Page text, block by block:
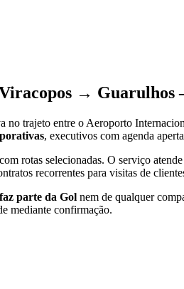
→ Guarulhos
no trajeto entre o Aeroporto
, executivos com agenda
rotas selecionadas. O serviço
recorrentes para visitas de
parte da Gol nem de qualquer
mediante confirmação.